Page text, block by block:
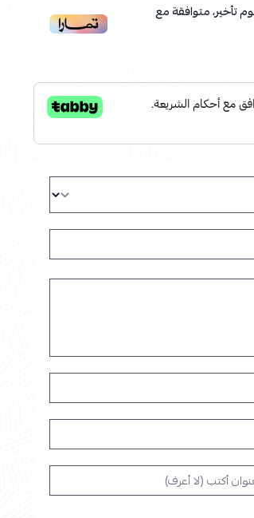
تأخير، متوافقة مع